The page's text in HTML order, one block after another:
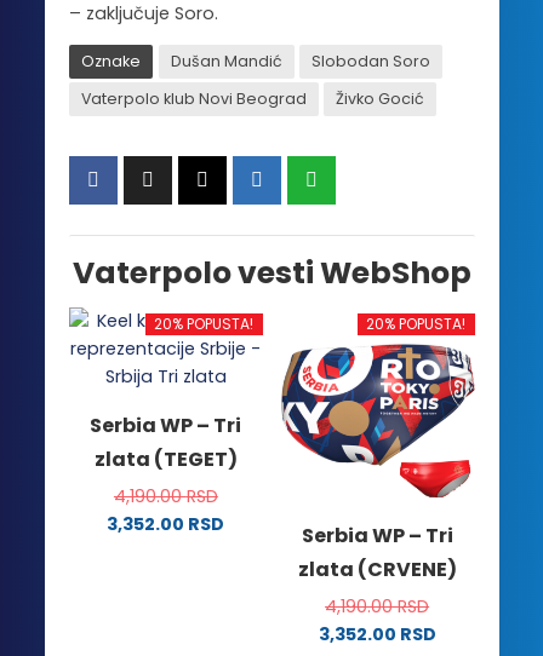
– zaključuje Soro.
Oznake Dušan Mandić
Slobodan Soro
Vaterpolo klub Novi Beograd
Živko Gocić
Vaterpolo vesti WebShop
20% POPUSTA!
Serbia WP – Tri
zlata (TEGET)
4,190.00RSD
3,352.00 RSD
20% POPUSTA!
Serbia WP – Tri
zlata (CRVENE)
4,190.00RSD
3,352.00 RSD